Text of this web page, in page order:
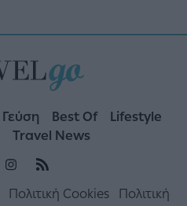
Γεύση Best Of
Lifestyle
Travel News
Πολιτική Cookies
Πολιτική